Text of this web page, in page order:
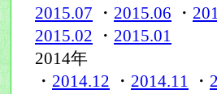
2015.07 ・ 2015.06 ・
2015.02 ・ 2015.01
2014年
・ 2014.12 ・ 2014.11 ・